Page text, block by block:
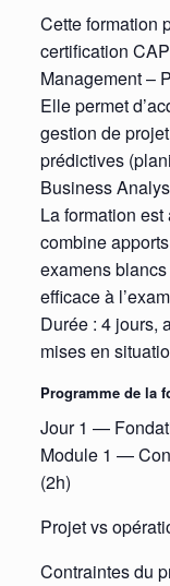
Cette formation
certification
Management –
Elle permet
gestion de
prédictives
Business
La formation
combine
examens
efficace à
Durée : 4 jours,
mises en
Programme de la
Jour 1 —
Module 1 —
(2h)
Projet vs
Contraintes du